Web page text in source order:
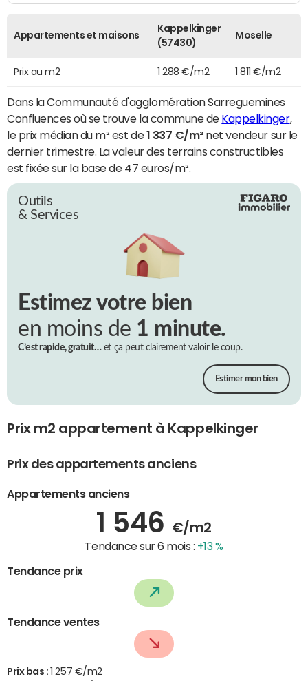
Appartements et maisons
Kappelkinger
(57430)
Moselle
Prix au m2 1 288 €/m2 1 811 €/m2
Dans la Communauté d'agglomération Sarreguemines
Confluences où se trouve la commune de Kappelkinger,
le prix médian du m² est de1 337 €/m²net vendeur sur le
dernier trimestre. La valeur des terrains constructibles
est fixée sur la base de 47 euros/m².
Outils
& Services
Estimez votre bien
en moins de 1 minute.
C’est rapide, gratuit…et ça peut clairement valoir le coup.
Estimer mon bien
Prix m2 appartement à Kappelkinger
Prix des appartements anciens
Appartements anciens
1 546 €/m2
Tendance sur 6 mois : +13 %
Tendance prix
Tendance ventes
Prix bas : 1 257 €/m2